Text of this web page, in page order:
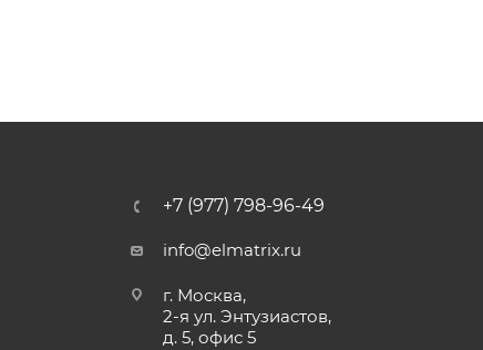
+7 (977) 798-96-49
info@elmatrix.ru
г. Москва,
2-я ул. Энтузиастов,
д. 5, офис 5